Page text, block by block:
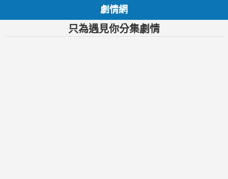
劇情網
只為遇見你分集劇情